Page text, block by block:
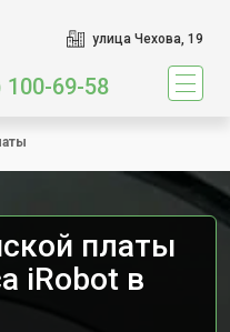
улица Чехова, 19
100-69-58
платы
iRobot в